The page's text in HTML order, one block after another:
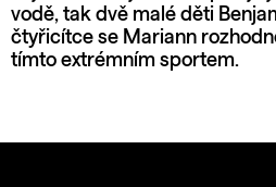
vodě, tak dvě malé děti
čtyřicítce se Mariann
tímto extrémním sportem.